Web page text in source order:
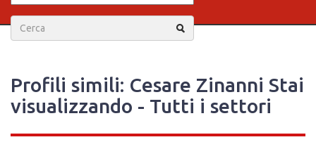
Profili simili: Cesare Zinanni Stai
visualizzando - Tutti i settori